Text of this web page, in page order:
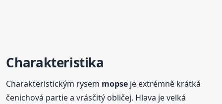
Charakteristika
Charakteristickým rysem mopse je extrémně krátká
čenichová partie a vrásčitý obličej. Hlava je velká